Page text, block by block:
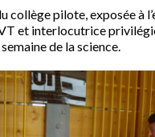
collège pilote, exposée
et interlocutrice
de la science.